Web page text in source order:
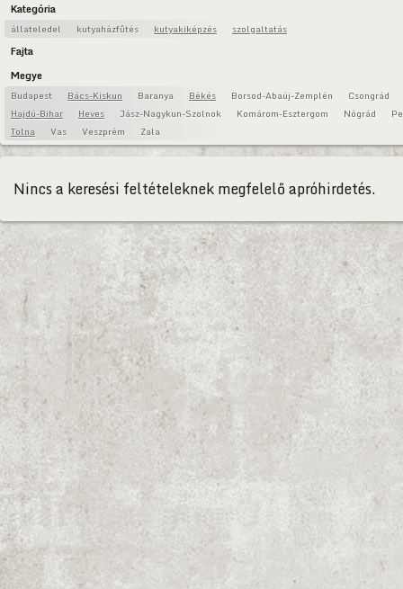
Kategória
állateledel kutyaházfűtés kutyakiképzés szolgaltatás
Fajta
Megye
Budapest Bács-Kiskun Baranya Békés Borsod-Abaúj-Zemplén
Csongrád
Hajdú-Bihar
Heves Jász-Nagykun-Szolnok Komárom-Esztergom Nógrád
Tolna
Vas Veszprém Zala
Nincs a keresési feltételeknek megfelelő apróhirdetés.